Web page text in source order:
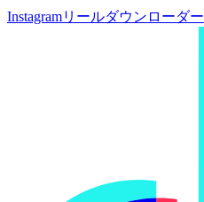
Instagramリールダウンローダー